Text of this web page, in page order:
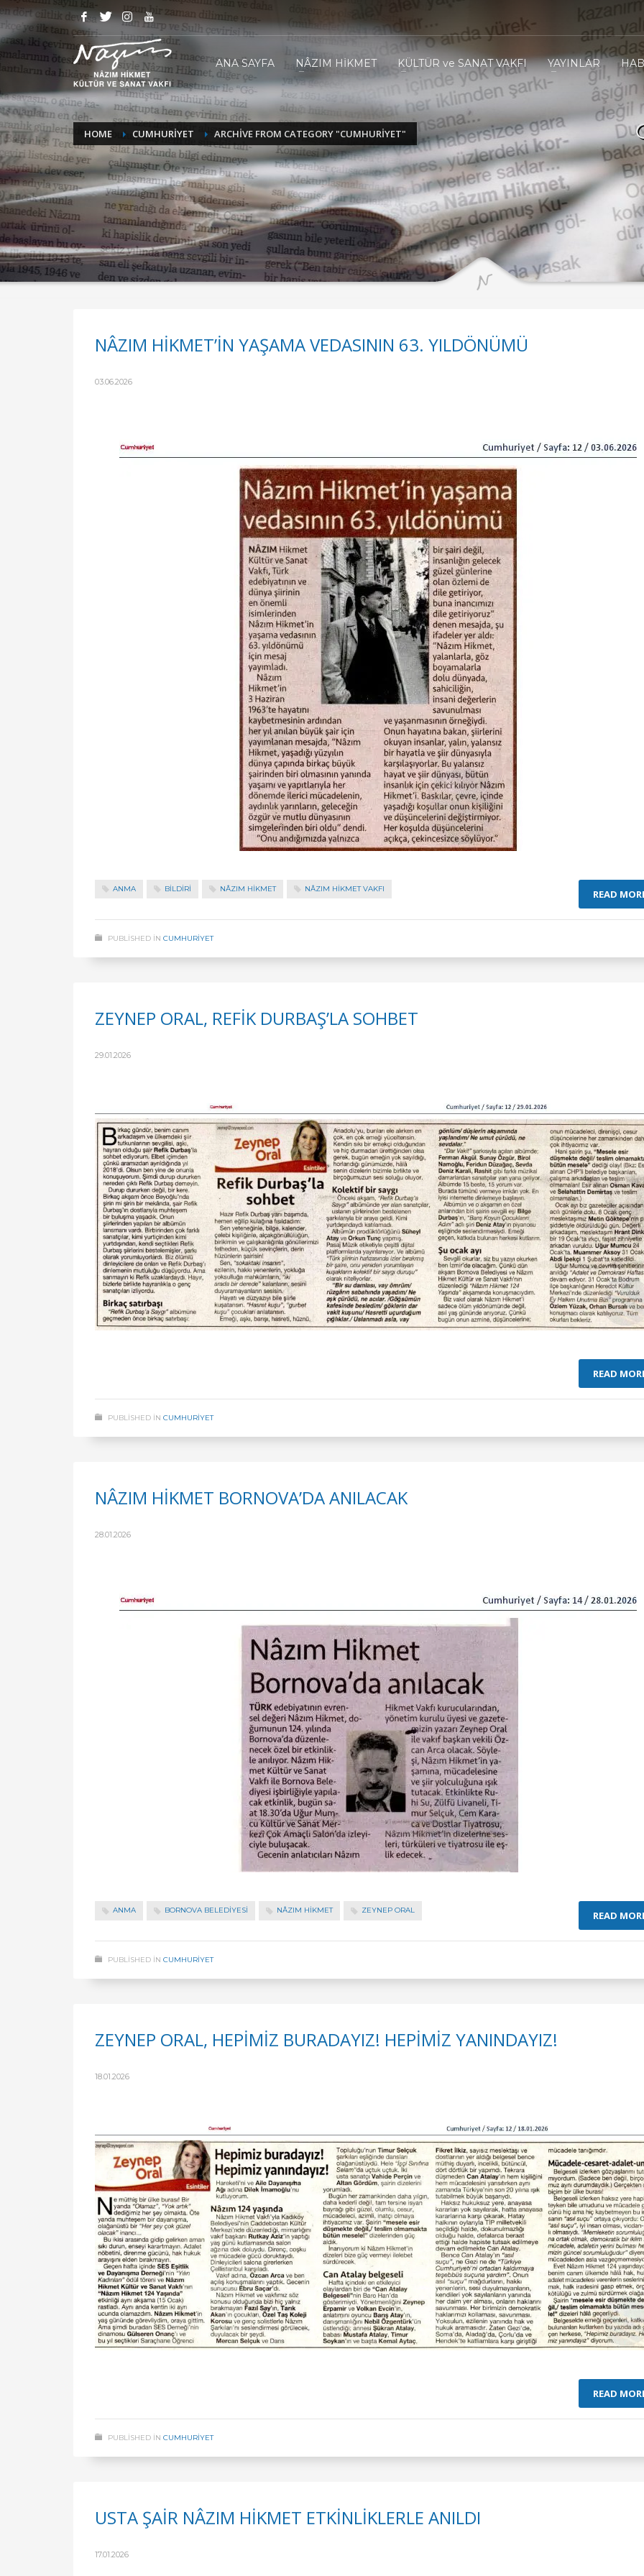
ANA SAYFA NÂZIM HİKMET KÜLTÜR ve SANAT VAKFI YAYINLAR
HOME CUMHURİYET ARCHIVE FROM CATEGORY "CUMHURİYET"
NÂZIM HİKMET’İN YAŞAMA VEDASININ 63. YILDÖNÜMÜ
03.06.2026
ANMA BİLDİRİ NÂZIM HIKMET NÂZIM HIKMET VAKFI READ
PUBLISHED IN CUMHURİYET
ZEYNEP ORAL, REFİK DURBAŞ’LA SOHBET
29.01.2026
READ
PUBLISHED IN CUMHURİYET
NÂZIM HİKMET BORNOVA’DA ANILACAK
28.01.2026
ANMA BORNOVA BELEDİYESİ NÂZIM HIKMET ZEYNEP ORAL READ
PUBLISHED IN CUMHURİYET
ZEYNEP ORAL, HEPİMİZ BURADAYIZ! HEPİMİZ YANINDAYIZ!
18.01.2026
READ
PUBLISHED IN CUMHURİYET
USTA ŞAİR NÂZIM HİKMET ETKİNLİKLERLE ANILDI
17.01.2026